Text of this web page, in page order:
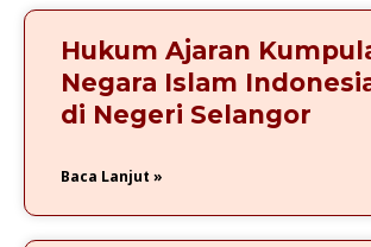
Hukum Ajaran
Negara Islam
di Negeri Selangor
Baca Lanjut »
e
e
e
e
e